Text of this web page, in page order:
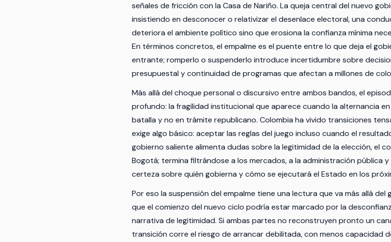
señales de fricción con la Casa de Nariño. La queja central del nuevo
insistiendo en desconocer o relativizar el desenlace electoral, una
deteriora el ambiente político sino que erosiona la confianza mínima
En términos concretos, el empalme es el puente entre lo que deja el
entrante; romperlo o suspenderlo introduce incertidumbre sobre
presupuestal y continuidad de programas que afectan a millones de
Más allá del choque personal o discursivo entre ambos bandos, el
profundo: la fragilidad institucional que aparece cuando la alternancia
batalla y no en trámite republicano. Colombia ha vivido transiciones
exige algo básico: aceptar las reglas del juego incluso cuando el
gobierno saliente alimenta dudas sobre la legitimidad de la elección, el
Bogotá; termina filtrándose a los mercados, a la administración pública
certeza sobre quién gobierna y cómo se ejecutará el Estado en los
Por eso la suspensión del empalme tiene una lectura que va más allá
que el comienzo del nuevo ciclo podría estar marcado por la
narrativa de legitimidad. Si ambas partes no reconstruyen pronto un
transición corre el riesgo de arrancar debilitada, con menos capacidad